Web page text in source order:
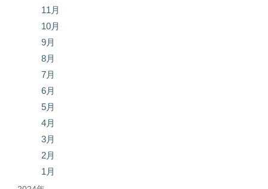
11月
10月
9月
8月
7月
6月
5月
4月
3月
2月
1月